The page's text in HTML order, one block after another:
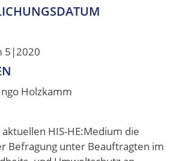
5|2020
Holzkamm
HIS-HE:Medium die
Befragung unter Beauftragten im